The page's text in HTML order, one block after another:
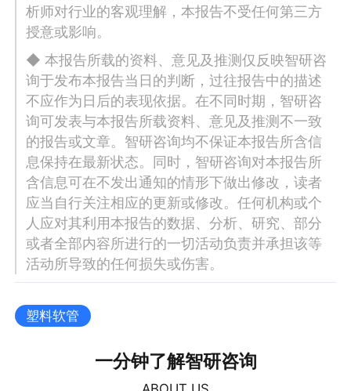
析师对行业的客观理解，本报告不受任何第三方
授意或影响。
◆ 本报告所载的资料、意见及推测仅反映智研咨
询于发布本报告当日的判断，过往报告中的描述
不应作为日后的表现依据。在不同时期，智研咨
询可发表与本报告所载资料、意见及推测不一致
的报告或文章。智研咨询均不保证本报告所含信
息保持在最新状态。同时，智研咨询对本报告所
含信息可在不发出通知的情形下做出修改，读者
应当自行关注相应的更新或修改。任何机构或个
人应对其利用本报告的数据、分析、研究、部分
或者全部内容所进行的一切活动负责并承担该等
活动所导致的任何损失或伤害。
塑料软管
一分钟了解智研咨询